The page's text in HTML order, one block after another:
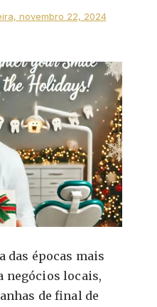
novembro 22, 2024
das épocas mais
negócios locais,
de final de